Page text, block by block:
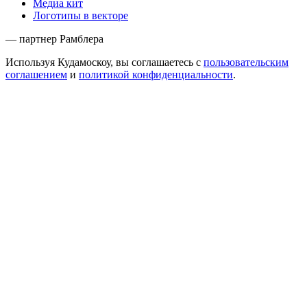
Медиа кит
Логотипы в векторе
— партнер Рамблера
Используя Кудамоскоу, вы соглашаетесь с пользовательским
соглашением и политикой конфиденциальности.